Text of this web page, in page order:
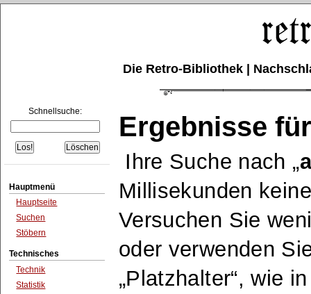
Die Retro-Bibliothek |
Schnellsuche:
Hauptmenü
Hauptseite
Suchen
Stöbern
Technisches
Technik
Statistik
Ergebnisse
Ihre Suche nach
Millisekunden
Versuchen Sie
oder verwenden
Platzhalter , wie